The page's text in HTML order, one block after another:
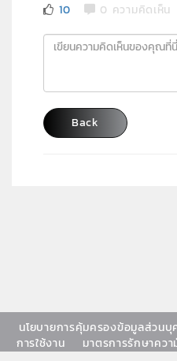
10 0 ความคิดเห็น
Back
นโยบายการคุ้มครองข้อมูลส่วน
การใช้งาน
มาตรการรักษาคว